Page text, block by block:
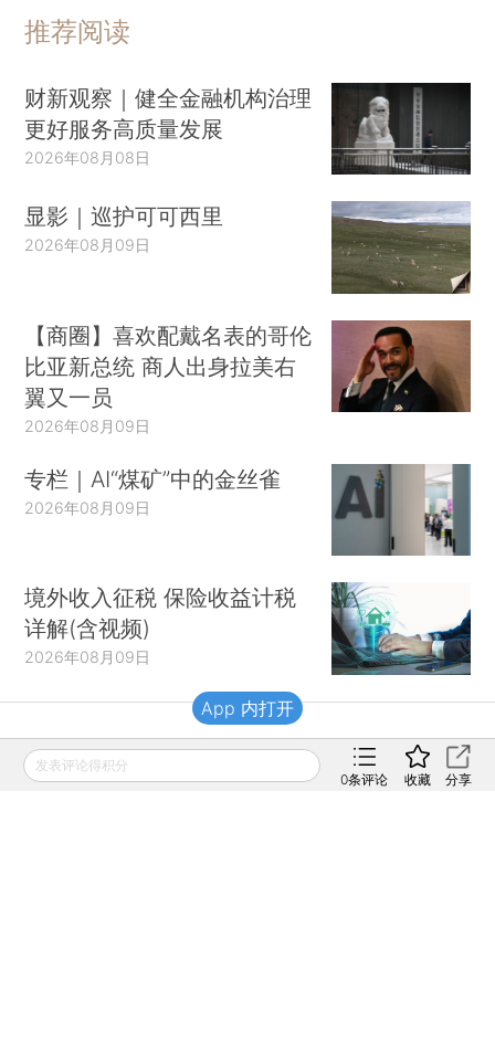
推荐阅读
财新观察｜健全金融机构治理
更好服务高质量发展
2026年08月08日
显影｜巡护可可西里
2026年08月09日
【商圈】喜欢配戴名表的哥伦
比亚新总统 商人出身拉美右
翼又一员
2026年08月09日
专栏｜AI“煤矿”中的金丝雀
2026年08月09日
境外收入征税 保险收益计税
详解(含视频)
2026年08月09日
财新移动
发表评论得积分
0条评论 收藏 分享
App 内打开